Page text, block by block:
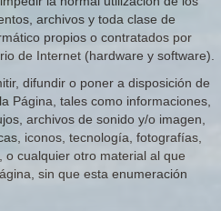
archivos y toda clase de
propios o contratados por
de Internet (hardware y software).
difundir o poner a disposición de
Página, tales como informaciones,
archivos de sonido y/o imagen,
iconos, tecnología, fotografías,
cualquier otro material al que
sin que esta enumeración